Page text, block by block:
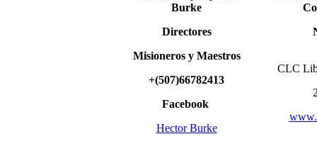
Burke
Directores
Misioneros y Maestros
+(507)66782413
Facebook
Hector Burke
CLC